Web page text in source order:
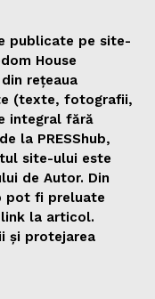
publicate pe site-
House
rețeaua
(texte, fotografii,
integral fără
la PRESShub,
site-ului este
de Autor. Din
pot fi preluate
la articol.
și protejarea